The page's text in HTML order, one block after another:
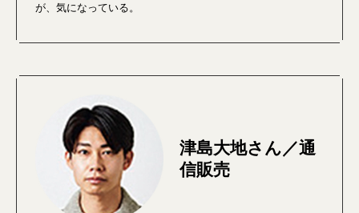
が、気になっている。
津島大地さん／通
信販売